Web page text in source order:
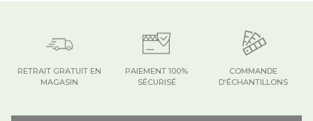
COMMANDE
D'ÉCHANTILLONS
PAIEMENT 100%
SÉCURISÉ
RETRAIT GRATUIT EN
MAGASIN